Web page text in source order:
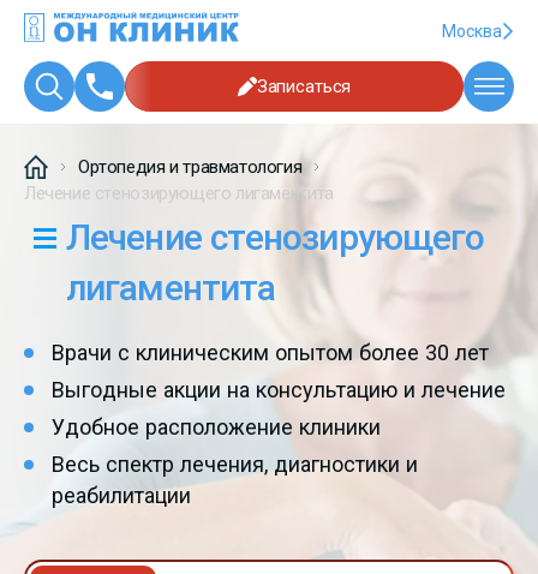
Москва
Записаться
Ортопедия и травматология
Лечение стенозирующего лигаментита
Лечение стенозирующего
лигаментита
Врачи с клиническим опытом более 30 лет
Выгодные акции на консультацию и лечение
Удобное расположение клиники
Весь спектр лечения, диагностики и
реабилитации